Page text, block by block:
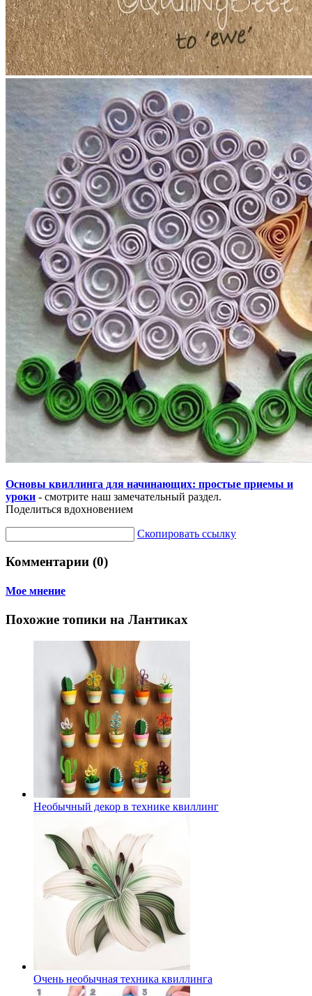
Основы квиллинга для начинающих: простые приемы и
уроки - смотрите наш замечательный раздел.
Поделиться вдохновением
Скопировать ссылку
Комментарии (0)
Мое мнение
Похожие топики на Лантиках
Необычный декор в технике квиллинг
Очень необычная техника квиллинга